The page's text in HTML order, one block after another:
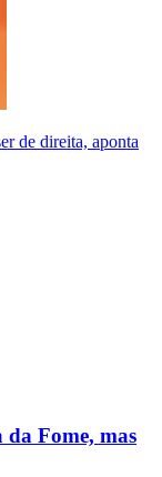
de direita, aponta
Fome, mas